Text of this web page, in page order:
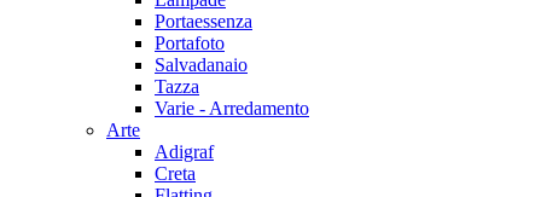
Portaessenza
Portafoto
Salvadanaio
Tazza
Varie - Arredamento
Arte
Adigraf
Creta